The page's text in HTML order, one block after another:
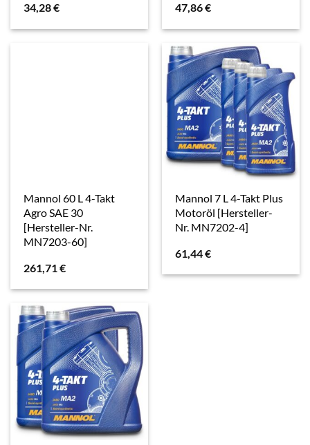
34,28€
47,86€
Mannol 60 L 4-Takt
Agro SAE 30
[Hersteller-Nr.
MN7203-60]
261,71€
Mannol 7 L 4-Takt Plus
Motoröl [Hersteller-
Nr. MN7202-4]
61,44€